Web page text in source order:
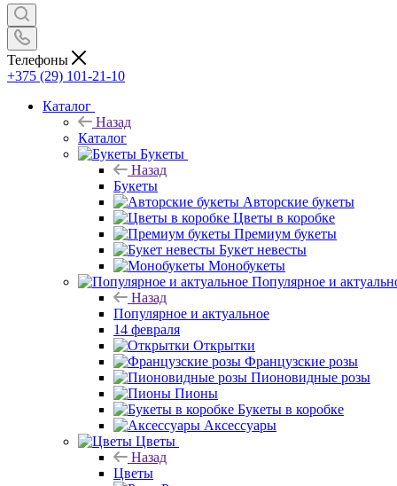
Телефоны
+375 (29) 101-21-10
Каталог
Назад
Каталог
Букеты
Назад
Букеты
Авторские букеты
Цветы в коробке
Премиум букеты
Букет невесты
Монобукеты
Популярное и
Назад
Популярное и актуальное
14 февраля
Открытки
Французские розы
Пионовидные розы
Пионы
Букеты в коробке
Аксессуары
Цветы
Назад
Цветы